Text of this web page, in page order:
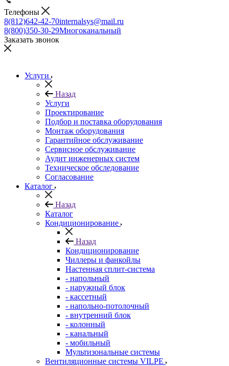
Телефоны
8(812)642-42-70internalsys@mail.ru
8(800)350-30-29Многоканальный
Заказать звонок
Услуги
Назад
Услуги
Проектирование
Подбор и поставка оборудования
Монтаж оборудования
Гарантийное обслуживание
Сервисное обслуживание
Аудит инженерных систем
Техническое обследование
Согласование
Каталог
Назад
Каталог
Кондиционирование
Назад
Кондиционирование
Чиллеры и фанкойлы
Настенная сплит-система
- напольный
- наружный блок
- кассетный
- напольно-потолочный
- внутренний блок
- колонный
- канальный
- мобильный
Мультизональные системы
Вентиляционные системы VILPE